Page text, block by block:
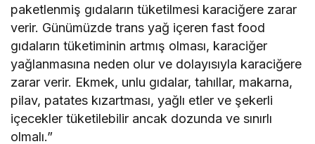
paketlenmiş gıdaların tüketilmesi karaciğere zarar
verir. Günümüzde trans yağ içeren fast food
gıdaların tüketiminin artmış olması, karaciğer
yağlanmasına neden olur ve dolayısıyla karaciğere
zarar verir. Ekmek, unlu gıdalar, tahıllar, makarna,
pilav, patates kızartması, yağlı etler ve şekerli
içecekler tüketilebilir ancak dozunda ve sınırlı
olmalı.”